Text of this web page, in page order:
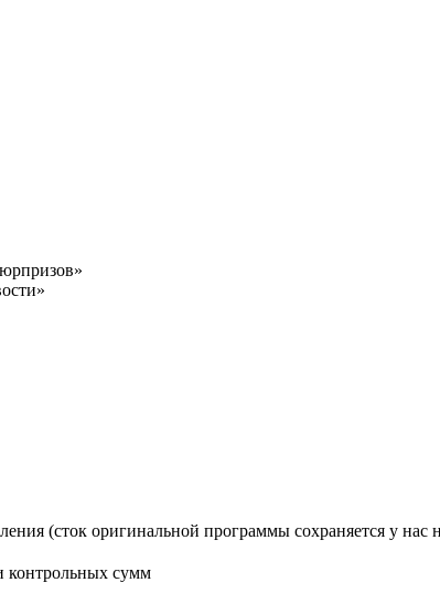
(сток оригинальной программы сохраняется у нас
контрольных сумм